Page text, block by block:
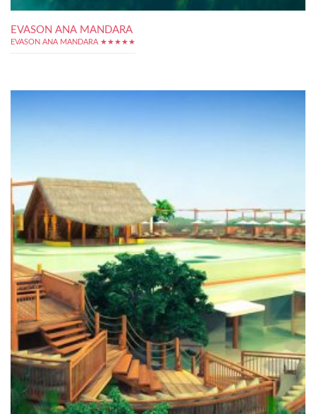
EVASON ANA MANDARA
EVASON ANA MANDARA ★★★★★